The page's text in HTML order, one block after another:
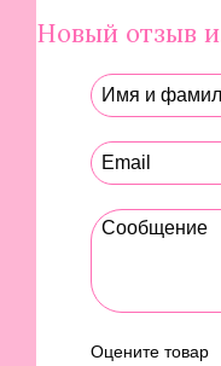
Новый отзыв
Оцените товар